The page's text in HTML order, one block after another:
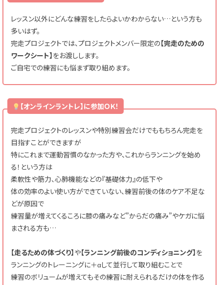
レッスン以外にどんな練習をしたらよいかわからない…という方も
多いはず。
完走プロジェクトでは、プロジェクトメンバー限定の【完走のための
ワークシート】をお渡しします。
ご自宅での練習にも悩まず取り組めます。
【オンラインラントレ】に参加ＯＫ！
完走プロジェクトのレッスンや特別練習会だけでももちろん完走を
目指すことができますが
特にこれまで運動習慣のなかった方や、これからランニングを始め
る！という方は
柔軟性や筋力、心肺機能などの『基礎体力』の低下や
体の効率のよい使い方ができていない、練習前後の体のケア不足な
どが原因で
練習量が増えてくるころに膝の痛みなど”からだの痛み”やケガに悩
まされる方も…
【走るための体づくり】や【ランニング前後のコンディショニング】を
ランニングのトレーニングに＋αして並行して取り組むことで
練習のボリュームが増えてもその練習に耐えられるだけの体を作る